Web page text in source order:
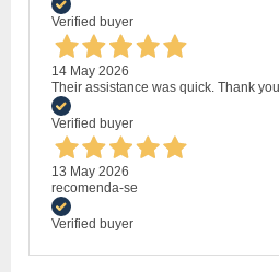
Verified buyer
14 May 2026
Their assistance was quick. Thank
Verified buyer
13 May 2026
recomenda-se
Verified buyer